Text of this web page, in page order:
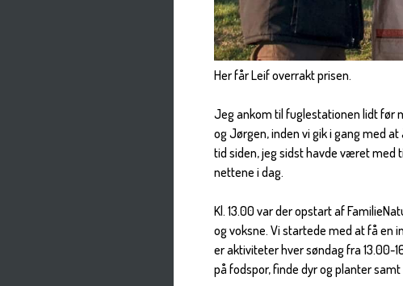
Her får Leif overrakt prisen.
Jeg ankom til fuglestationen lidt før
og Jørgen, inden vi gik i gang med
tid siden, jeg sidst havde været med
nettene i dag.
Kl. 13.00 var der opstart af
og voksne. Vi startede med at få
er aktiviteter hver søndag fra 13.00-
på fodspor, finde dyr og planter